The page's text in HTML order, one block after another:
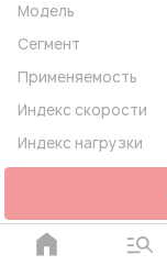
Модель
Сегмент
Применяемость
Индекс скорости
Индекс нагрузки